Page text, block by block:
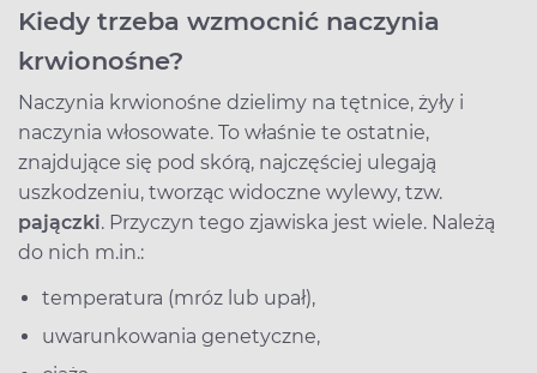
Kiedy trzeba wzmocnić naczynia
krwionośne?
Naczynia krwionośne dzielimy na tętnice, żyły i
naczynia włosowate. To właśnie te ostatnie,
znajdujące się pod skórą, najczęściej ulegają
uszkodzeniu, tworząc widoczne wylewy, tzw.
pajączki. Przyczyn tego zjawiska jest wiele. Należą
do nich m.in.:
temperatura (mróz lub upał),
uwarunkowania genetyczne,